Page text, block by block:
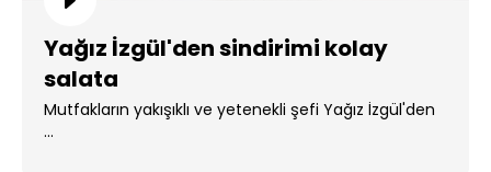
Yağız İzgül'den sindirimi kolay
salata
Mutfakların yakışıklı ve yetenekli şefi Yağız İzgül'den
...